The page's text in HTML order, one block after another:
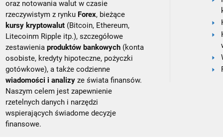
oraz notowania walut w czasie
rzeczywistym z rynku Forex, bieżące
kursy kryptowalut (Bitcoin, Ethereum,
Litecoinm Ripple itp.), szczegółowe
zestawieniaproduktów bankowych (konta
osobiste, kredyty hipoteczne, pożyczki
gotówkowe), a także codzienne
wiadomości i analizy ze świata finansów.
Naszym celem jest zapewnienie
rzetelnych danych i narzędzi
wspierających świadome decyzje
finansowe.